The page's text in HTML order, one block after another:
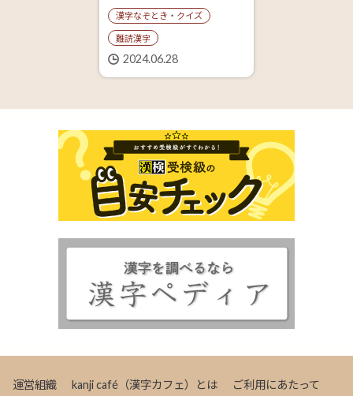
漢字なぞとき・クイズ
難読漢字
2024.06.28
運営組織 kanji café（漢字カフェ）とは ご利用にあたって